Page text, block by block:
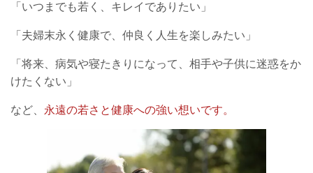
「いつまでも若く、キレイでありたい」
「夫婦末永く健康で、仲良く人生を楽しみたい」
「将来、病気や寝たきりになって、相手や子供に迷惑をか
けたくない」
など、 永遠の若さと健康への強い想いです。